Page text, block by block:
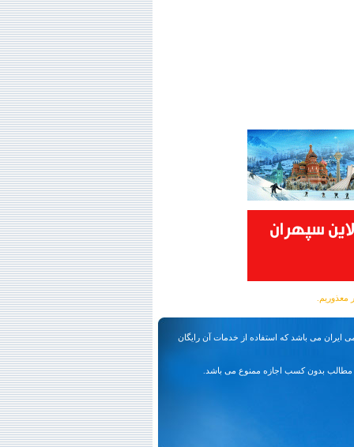
ایران می باشد که استفاده از خدمات آن رایگان
بدون کسب اجازه ممنوع می باشد.